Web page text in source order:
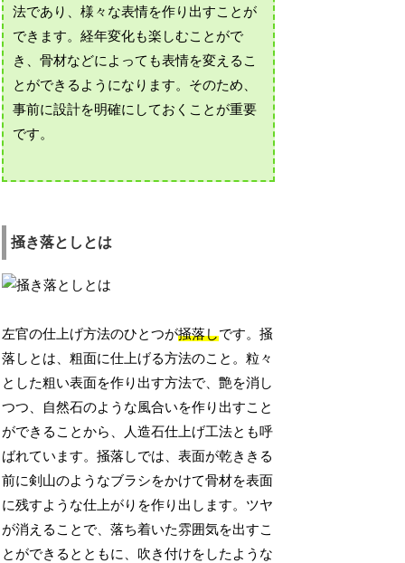
法であり、様々な表情を作り出すことが
できます。経年変化も楽しむことがで
き、骨材などによっても表情を変えるこ
とができるようになります。そのため、
事前に設計を明確にしておくことが重要
です。
掻き落としとは
左官の仕上げ方法のひとつが掻落しです。掻
落しとは、粗面に仕上げる方法のこと。粒々
とした粗い表面を作り出す方法で、艶を消し
つつ、自然石のような風合いを作り出すこと
ができることから、人造石仕上げ工法とも呼
ばれています。掻落しでは、表面が乾ききる
前に剣山のようなブラシをかけて骨材を表面
に残すような仕上がりを作り出します。ツヤ
が消えることで、落ち着いた雰囲気を出すこ
とができるとともに、吹き付けをしたような